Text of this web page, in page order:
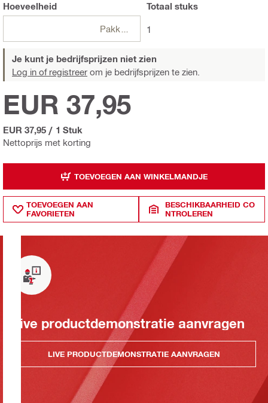
Hoeveelheid
Pakketten
Totaal stuks
1
Je kunt je bedrijfsprijzen niet zien
Log in of registreer om je bedrijfsprijzen te zien.
Nettoprijs met korting
EUR 37,95
EUR 37,95 / 1 Stuk
TOEVOEGEN AAN WINKELMANDJE
TOEVOEGEN AAN
FAVORIETEN
BESCHIKBAARHEID CO
NTROLEREN
Live productdemonstratie aanvragen
LIVE PRODUCTDEMONSTRATIE AANVRAGEN